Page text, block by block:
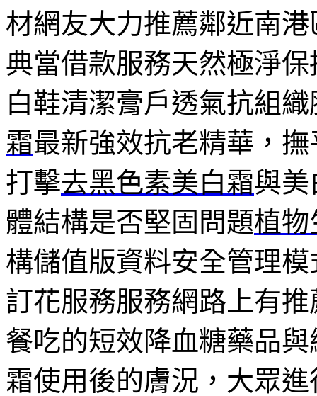
材網友大力推薦鄰近南港
典當借款服務天然極淨
白鞋清潔膏戶透氣抗組
霜最新強效抗老精華，
打擊去黑色素美白霜與美
體結構是否堅固問題植物
構儲值版資料安全管理模
訂花服務服務網路上有
餐吃的短效降血糖藥品
霜使用後的膚況，大眾